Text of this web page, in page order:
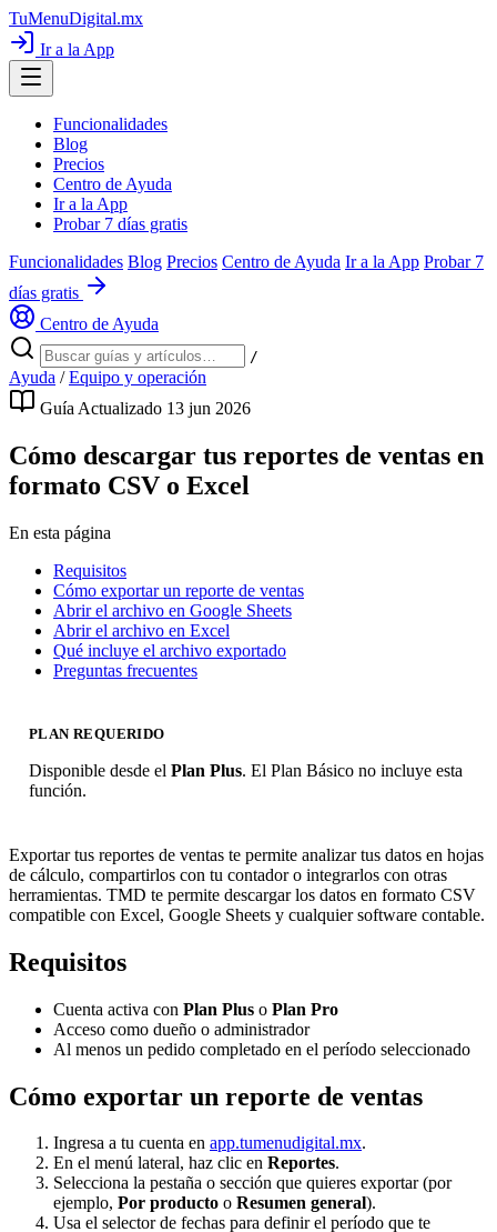
TuMenuDigital.mx
Ir a la App
Funcionalidades
Blog
Precios
Centro de Ayuda
Ir a la App
Probar 7 días gratis
Funcionalidades Blog Precios Centro de Ayuda Ir a la App Probar 7
días gratis
Centro de Ayuda
/
Ayuda / Equipo y operación
Guía Actualizado 13 jun 2026
Cómo descargar tus reportes de ventas en
formato CSV o Excel
En esta página
Requisitos
Cómo exportar un reporte de ventas
Abrir el archivo en Google Sheets
Abrir el archivo en Excel
Qué incluye el archivo exportado
Preguntas frecuentes
PLAN REQUERIDO
Disponible desde el Plan Plus. El Plan Básico no incluye esta
función.
Exportar tus reportes de ventas te permite analizar tus datos en hojas
de cálculo, compartirlos con tu contador o integrarlos con otras
herramientas. TMD te permite descargar los datos en formato CSV
compatible con Excel, Google Sheets y cualquier software contable.
Requisitos
Cuenta activa con Plan Plus o Plan Pro
Acceso como dueño o administrador
Al menos un pedido completado en el período seleccionado
Cómo exportar un reporte de ventas
Ingresa a tu cuenta en app.tumenudigital.mx.
En el menú lateral, haz clic en Reportes.
Selecciona la pestaña o sección que quieres exportar (por
ejemplo, Por producto o Resumen general).
Usa el selector de fechas para definir el período que te